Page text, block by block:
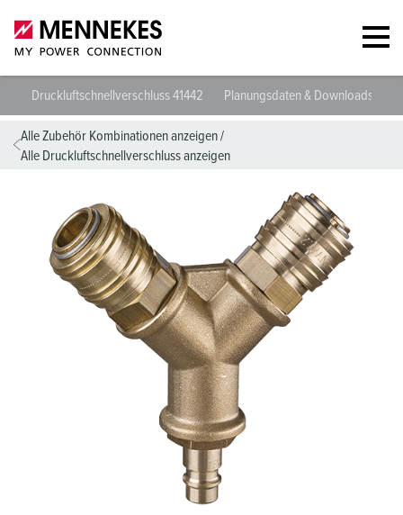
Druckluftschnellverschluss 41442 Planungsdaten & Downloads
Alle Zubehör Kombinationen anzeigen/
Alle Druckluftschnellverschluss anzeigen